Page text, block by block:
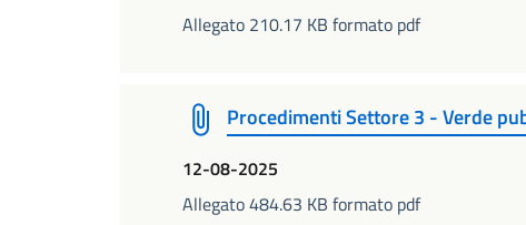
Allegato 210.17 KB formato pdf
Procedimenti Settore 3 - Verde
12-08-2025
Allegato 484.63 KB formato pdf